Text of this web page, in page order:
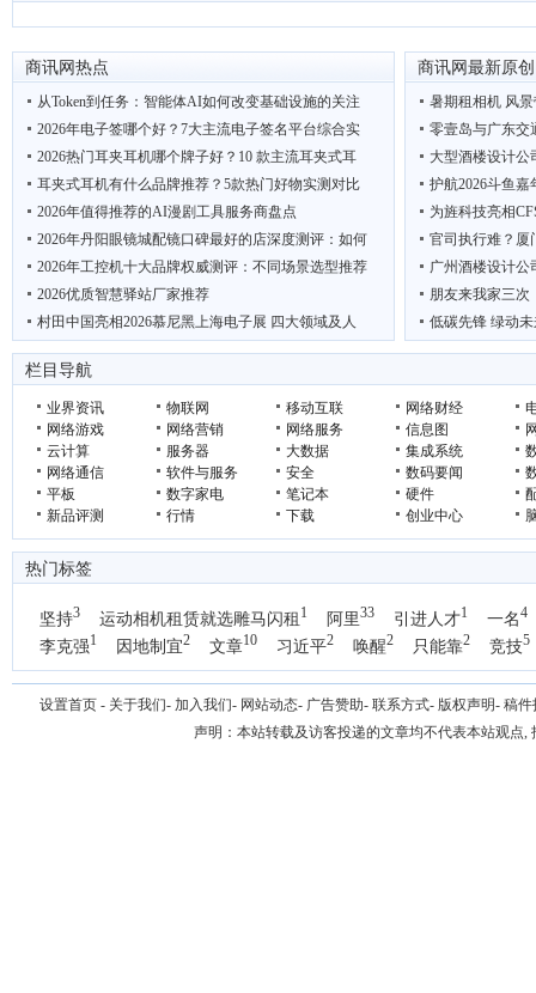
商讯网热点
从Token到任务：智能体AI如何改变基础设施的关注
2026年电子签哪个好？7大主流电子签名平台综合实
2026热门耳夹耳机哪个牌子好？10 款主流耳夹式耳
耳夹式耳机有什么品牌推荐？5款热门好物实测对比
2026年值得推荐的AI漫剧工具服务商盘点
2026年丹阳眼镜城配镜口碑最好的店深度测评：如何
2026年工控机十大品牌权威测评：不同场景选型推荐
2026优质智慧驿站厂家推荐
村田中国亮相2026慕尼黑上海电子展 四大领域及人
2026年用友代理商深度选型指南：不同需求下的最佳
商讯网最新原创
暑期租相机 风
零壹岛与广东交
大型酒楼设计公
护航2026斗鱼
为旌科技亮相
官司执行难？厦
广州酒楼设计公
朋友来我家三次
低碳先锋 绿动
栏目导航
业界资讯 物联网 移动互联 网络财经
网络游戏
网络营销 网络服务 信息图
云计算
服务器 大数据 集成系统
网络通信
软件与服务 安全 数码要闻
平板
数字家电 笔记本 硬件
新品评测
行情 下载 创业中心
热门标签
坚持3 运动相机租赁就选雕马闪租 1 阿里33 引进人才1 一名4
李克强1 因地制宜2 文章10 习近平2 唤醒2 只能靠2 竞技5
设置首页 - 关于我们- 加入我们- 网站动态- 广告赞助- 联系方式- 版权声明- 稿件
声明：本站转载及访客投递的文章均不代表本站观点